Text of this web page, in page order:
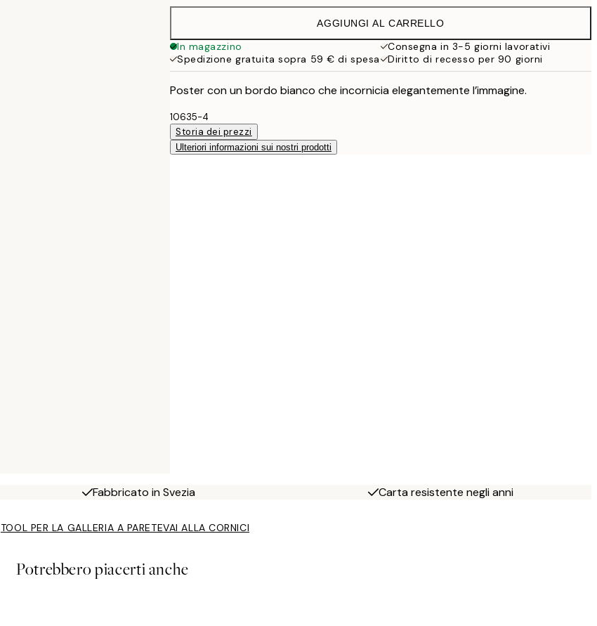
13 €
19,95 €
40x50 cm
27,45 €
70x100 cm
AGGIUNGI AL CARRELLO
In magazzino
Consegna in 3-5 giorni lavorativi
Spedizione gratuita sopra 59 € di spesa
Diritto di recesso per 90 giorni
Poster con un bordo bianco che incornicia elegantemente l’immagine.
10635-4
Storia dei prezzi
Ulteriori informazioni sui nostri prodotti
Fabbricato in Svezia Carta resistente negli anni
TOOL PER LA GALLERIA A PARETEVAI ALLA CORNICI
Potrebbero piacerti anche